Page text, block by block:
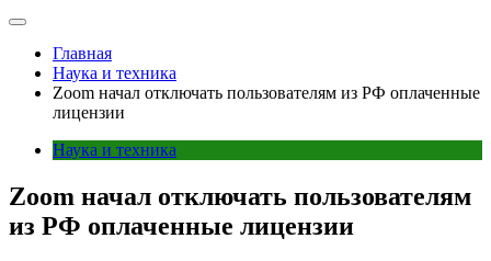
Главная
Наука и техника
Zoom начал отключать пользователям из РФ оплаченные
лицензии
Наука и техника
Zoom начал отключать пользователям
из РФ оплаченные лицензии